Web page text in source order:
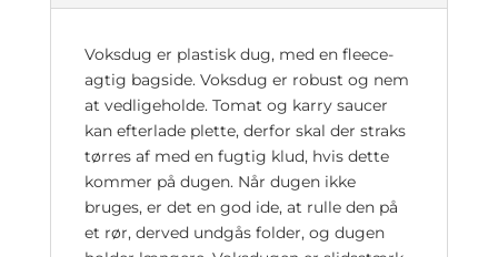
Voksdug er plastisk dug, med en fleece-
agtig bagside. Voksdug er robust og nem
at vedligeholde. Tomat og karry saucer
kan efterlade plette, derfor skal der straks
tørres af med en fugtig klud, hvis dette
kommer på dugen. Når dugen ikke
bruges, er det en god ide, at rulle den på
et rør, derved undgås folder, og dugen